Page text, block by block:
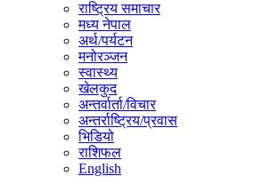
राष्ट्रिय समाचार
मध्य नेपाल
अर्थ/पर्यटन
मनोरञ्जन
स्वास्थ्य
खेलकुद
अन्तर्वार्ता/विचार
अन्तर्राष्ट्रिय/प्रवास
भिडियो
राशिफल
English